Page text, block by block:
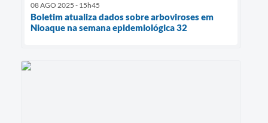
08 AGO 2025 - 15h45
Boletim atualiza dados sobre arboviroses em
Nioaque na semana epidemiológica 32